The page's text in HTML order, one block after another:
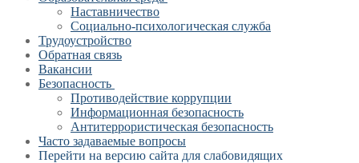
Наставничество
Социально-психологическая служба
Трудоустройство
Обратная связь
Вакансии
Безопасность
Противодействие коррупции
Информационная безопасность
Антитеррористическая безопасность
Часто задаваемые вопросы
Перейти на версию сайта для слабовидящих